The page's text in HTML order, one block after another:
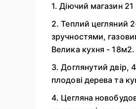
1. Діючий магазин 21
2. Теплий цегляний
зручностями,
Велика кухня - 18м2.
3. Доглянутий двір,
плодові дерева та
4. Цегляна